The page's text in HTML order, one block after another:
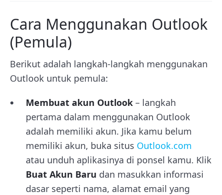
Cara Menggunakan Outlook
(Pemula)
Berikut adalah langkah-langkah menggunakan
Outlook untuk pemula:
Membuat akun Outlook – langkah
pertama dalam menggunakan Outlook
adalah memiliki akun. Jika kamu belum
memiliki akun, buka situs Outlook.com
atau unduh aplikasinya di ponsel kamu. Klik
Buat Akun Baru dan masukkan informasi
dasar seperti nama, alamat email yang